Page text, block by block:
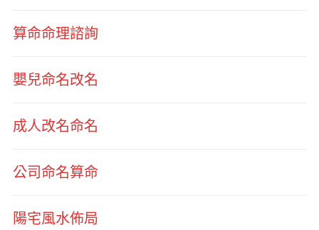
算命命理諮詢
嬰兒命名改名
成人改名命名
公司命名算命
陽宅風水佈局